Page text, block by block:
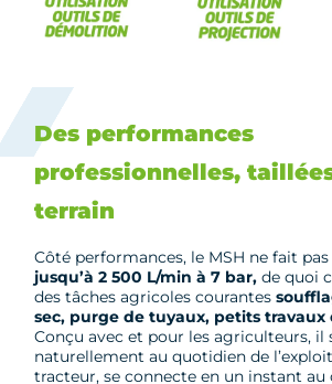
Des performances
professionnelles,
terrain
Côté performances, le MSH ne fait
jusqu’à 2 500 L/min à 7 bar, de quoi
des tâches agricoles courantes
sec, purge de tuyaux, petits
Conçu avec et pour les agriculteurs, il
naturellement au quotidien de
tracteur, se connecte en un instant au